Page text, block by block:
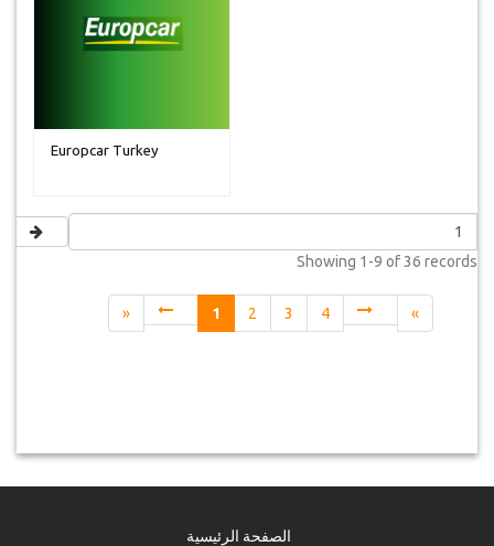
Europcar Turkey
Showing 1-9 of 36 records
« 1 2 3 4 »
الصفحة الرئيسية